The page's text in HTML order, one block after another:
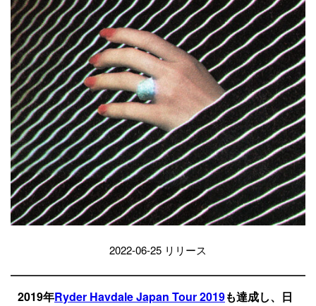
2022-06-25 リリース
2019年Ryder Havdale Japan Tour 2019も達成し、日